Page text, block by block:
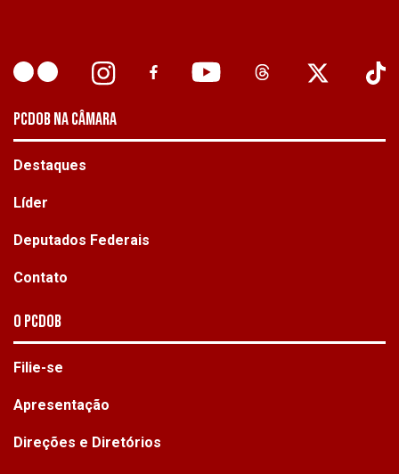
PCDOB NA CÂMARA
Destaques
Líder
Deputados Federais
Contato
O PCdoB
Filie-se
Apresentação
Direções e Diretórios